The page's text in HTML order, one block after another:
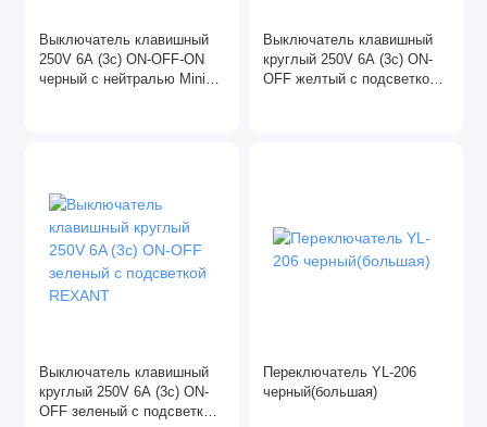
Выключатель клавишный
250V 6A (3c) ON-OFF-ON
черный с нейтралью Mini
Выключатель клавишный
круглый 250V 6A (3c) ON-
OFF желтый с подсветкой
Выключатель клавишный
круглый 250V 6A (3c) ON-
OFF зеленый с подсветкой
Переключатель YL-206
черный(большая)